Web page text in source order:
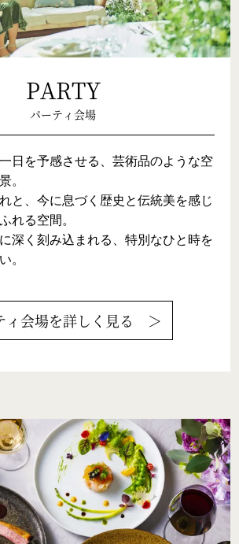
PARTY
パーティ会場
日を予感させる、芸術品のような空
。
と、今に息づく歴史と伝統美を感じ
れる空間。
深く刻み込まれる、特別なひと時を
。
ィ会場を詳しく見る ＞